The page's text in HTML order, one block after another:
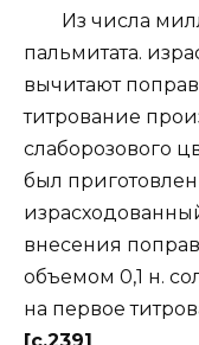
Из числа
пальмитата.
вычитают
титрование
слаборозового
был
внесения
объемом 0,1 н.
на первое